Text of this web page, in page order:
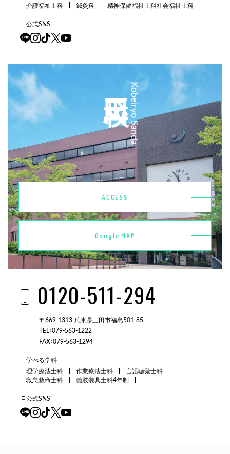
介護福祉士科
鍼灸科 精神保健福祉士科社会福祉士科
公式SNS
Kobeiryo Sanda
ACCESS
Google MAP
0120-511-294
〒669-1313 兵庫県三田市福島501-85
TEL：079-563-1222
FAX：079-563-1294
学べる学科
理学療法士科
作業療法士科
言語聴覚士科
救急救命士科
義肢装具士科4年制
公式SNS